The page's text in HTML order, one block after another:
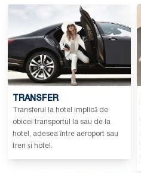
TRANSFER
Transferul la hotel implică de
obicei transportul la sau de la
hotel, adesea între aeroport sau
tren și hotel.